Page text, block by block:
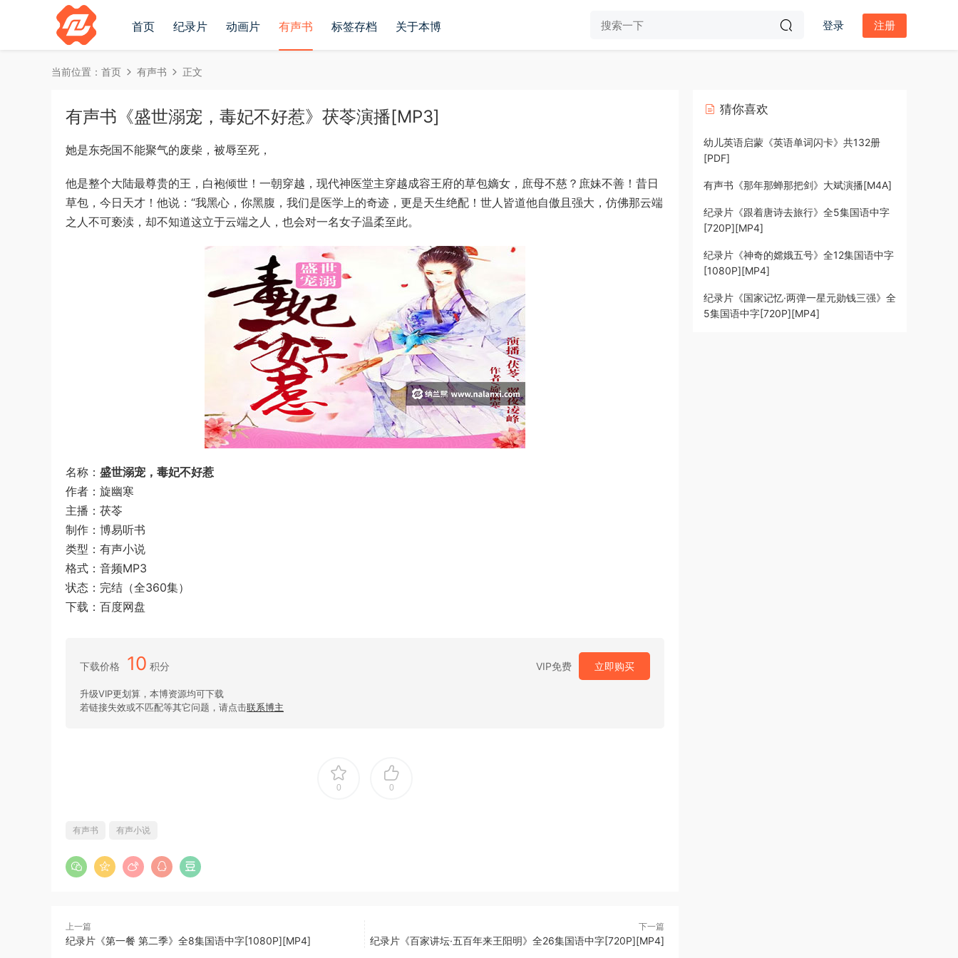
首页 纪录片 动画片 有声书 标签存档 关于本博 登录 注册
当前位置： 首页 有声书 正文
有声书《盛世溺宠，毒妃不好惹》茯苓演播[MP3]
她是东尧国不能聚气的废柴，被辱至死，
他是整个大陆最尊贵的王，白袍倾世！一朝穿越，现代神医堂主穿越成容王府的草包嫡女，庶母不慈？庶妹不善！昔日
草包，今日天才！他说：“我黑心，你黑腹，我们是医学上的奇迹，更是天生绝配！世人皆道他自傲且强大，仿佛那云端
之人不可亵渎，却不知道这立于云端之人，也会对一名女子温柔至此。
名称： 盛世溺宠，毒妃不好惹
作者：旋幽寒
主播：茯苓
制作：博易听书
类型：有声小说
格式：音频MP3
状态：完结（全360集）
下载：百度网盘
下载价格 10 积分 VIP免费 立即购买
升级VIP更划算，本博资源均可下载
若链接失效或不匹配等其它问题，请点击联系博主
0 0
有声书 有声小说
上一篇
纪录片《第一餐 第二季》全8集国语中字[1080P][MP4]
下一篇
纪录片《百家讲坛·五百年来王阳明》全26集国语中字[720P][MP4]
猜你喜欢
幼儿英语启蒙《英语单词闪卡》共132册
[PDF]
有声书《那年那蝉那把剑》大斌演播[M4A]
纪录片《跟着唐诗去旅行》全5集国语中字
[720P][MP4]
纪录片《神奇的嫦娥五号》全12集国语中字
[1080P][MP4]
纪录片《国家记忆·两弹一星元勋钱三强》全
5集国语中字[720P][MP4]